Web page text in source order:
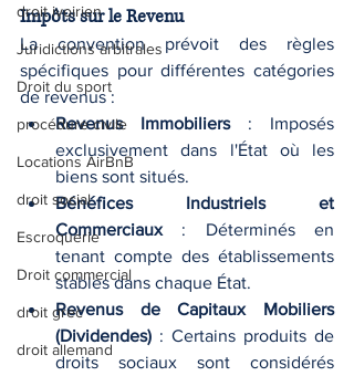
droit ivoirien
Juridictions arbitrales
Droit du sport
procédure civile
Locations AirBnB
droit social
Escroquerie
Droit commercial
droit grec
droit allemand
Impôts sur le Revenu
La convention prévoit des règles
spécifiques pour différentes catégories
de revenus :
Revenus Immobiliers : Imposés
exclusivement dans l'État où les
biens sont situés.
Bénéfices Industriels et
Commerciaux : Déterminés en
tenant compte des établissements
stables dans chaque État.
Revenus de Capitaux Mobiliers
(Dividendes) : Certains produits de
droits sociaux sont considérés